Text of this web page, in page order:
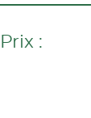
Prix :